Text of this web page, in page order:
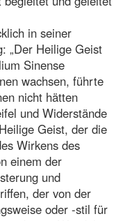
in seiner
„Der Heilige Geist
Sinense
wachsen, führte
nicht hätten
und Widerstände
Geist, der die
Wirkens des
einem der
und
der von der
oder -stil für